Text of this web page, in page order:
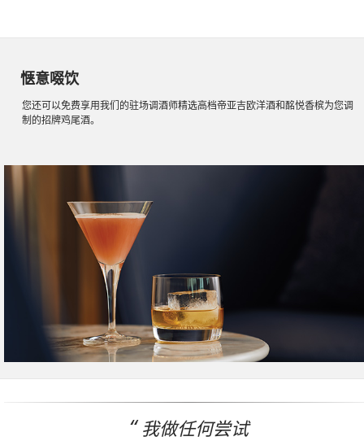
惬意啜饮
您还可以免费享用我们的驻场调酒师精选高档帝亚吉欧洋酒和酩悦香槟为您调
制的招牌鸡尾酒。
我做任何尝试